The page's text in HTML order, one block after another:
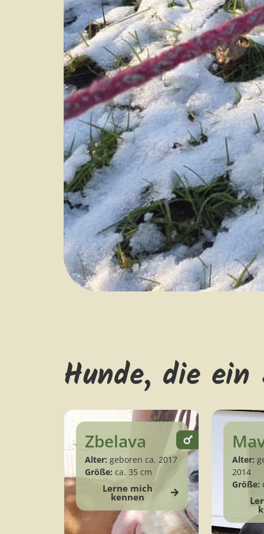
Hunde, die ein
Zbelava
Alter: geboren ca. 2017
Größe: ca. 35 cm
Lerne mich
kennen
Alter:
2014
Größe: